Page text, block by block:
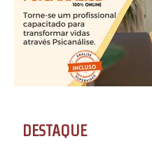
DESTAQUE